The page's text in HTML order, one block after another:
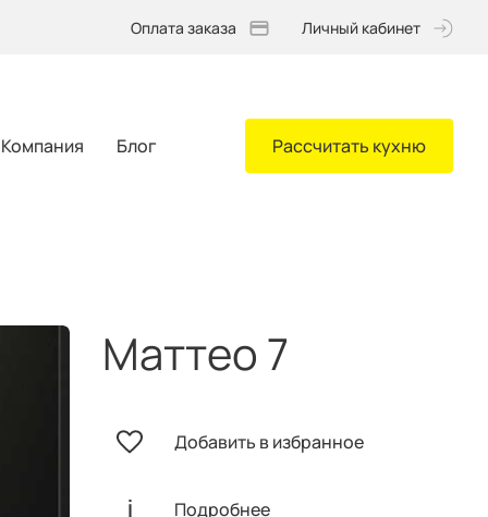
Оплата заказа Личный кабинет
Компания Блог Рассчитать кухню
Маттео 7
Добавить в избранное
Подробнее